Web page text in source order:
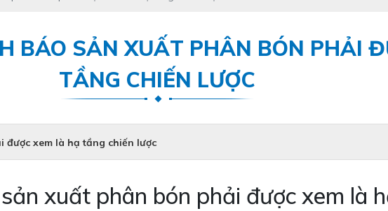
BÁO SẢN XUẤT PHÂN BÓN PHẢI
TẦNG CHIẾN LƯỢC
xem là hạ tầng chiến lược
xuất phân bón phải được xem là